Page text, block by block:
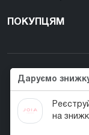
ПОКУПЦЯМ
Даруємо
на